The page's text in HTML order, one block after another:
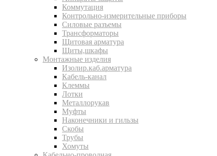
Коммутация
Контрольно-измерительные приборы
Силовые разъемы
Трансформаторы
Щитовая арматура
Щиты,шкафы
Монтажные изделия
Изолир.каб.арматура
Кабель-канал
Клеммы
Лотки
Металлорукав
Муфты
Наконечники и гильзы
Скобы
Трубы
Хомуты